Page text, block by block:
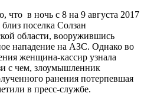
что в ночь с 8 на 9 августа 2017
поселка Солзан
области, вооружившись
нападение на АЗС. Однако во
женщина-кассир узнала
с чем, злоумышленник
ранения потерпевшая
в пресс-службе.